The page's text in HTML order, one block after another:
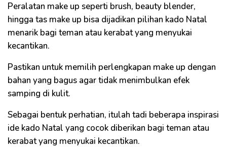
Peralatan make up seperti brush, beauty blender,
hingga tas make up bisa dijadikan pilihan kado Natal
menarik bagi teman atau kerabat yang menyukai
kecantikan.
Pastikan untuk memilih perlengkapan make up dengan
bahan yang bagus agar tidak menimbulkan efek
samping di kulit.
Sebagai bentuk perhatian, itulah tadi beberapa inspirasi
ide kado Natal yang cocok diberikan bagi teman atau
kerabat yang menyukai kecantikan.